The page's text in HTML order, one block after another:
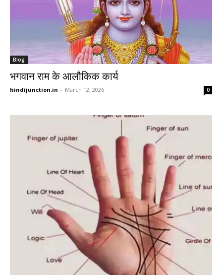
Blog
भगवान राम के आलौकिक कार्य
hindijunction.in - March 12, 2026 0